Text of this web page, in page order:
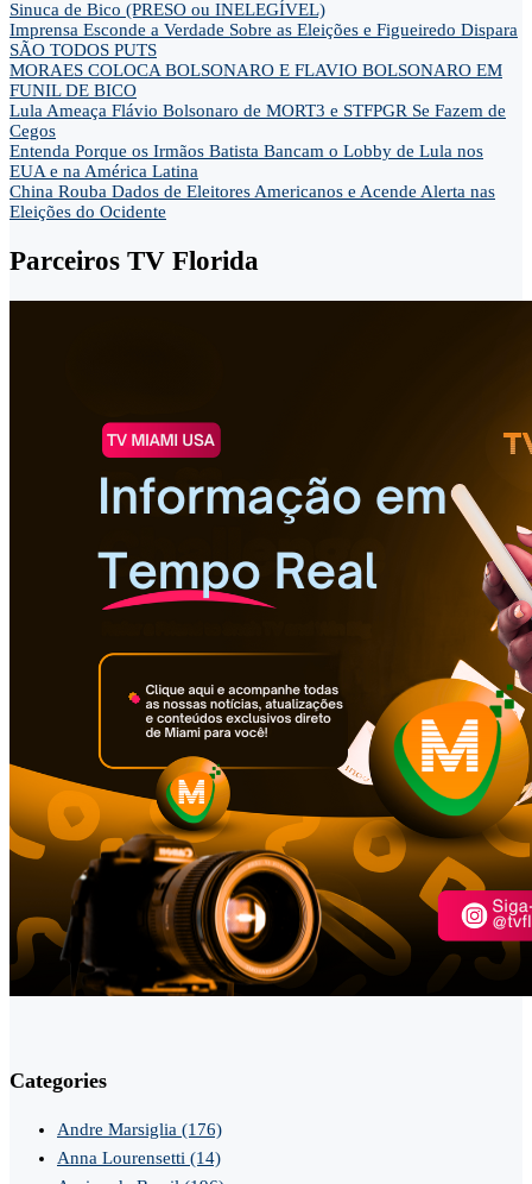
Sinuca de Bico (PRESO ou INELEGÍVEL)
Imprensa Esconde a Verdade Sobre as Eleições e Figueiredo Dispara
SÃO TODOS PUTS
MORAES COLOCA BOLSONARO E FLAVIO BOLSONARO EM
FUNIL DE BICO
Lula Ameaça Flávio Bolsonaro de MORT3 e STFPGR Se Fazem de
Cegos
Entenda Porque os Irmãos Batista Bancam o Lobby de Lula nos
EUA e na América Latina
China Rouba Dados de Eleitores Americanos e Acende Alerta nas
Eleições do Ocidente
Parceiros TV Florida
Categories
Andre Marsiglia (176)
Anna Lourensetti (14)